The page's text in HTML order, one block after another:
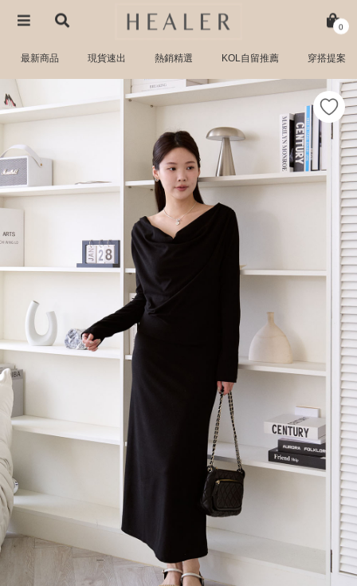
0
最新商品 現貨速出 熱銷精選 KOL自留推薦 穿搭提案